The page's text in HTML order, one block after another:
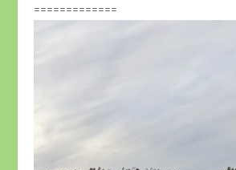
=============